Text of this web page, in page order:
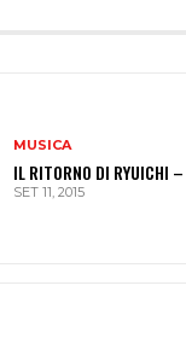
MUSICA
IL RITORNO DI RYUICHI
SET 11, 2015